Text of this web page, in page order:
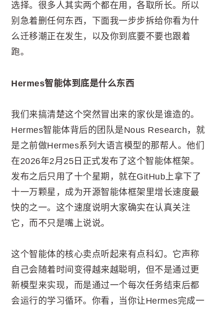
选择。很多人其实两个都在用，各取所长。所以
别急着删任何东西，下面我一步步拆给你看为什
么迁移潮正在发生，以及你到底要不要也跟着
跑。
Hermes智能体到底是什么东西
我们来搞清楚这个突然冒出来的家伙是谁造的。
Hermes智能体背后的团队是Nous Research，就
是之前做Hermes系列大语言模型的那帮人。他们
在2026年2月25日正式发布了这个智能体框架。
发布之后只用了十个星期，就在GitHub上拿下了
十一万颗星，成为开源智能体框架里增长速度最
快的之一。这个速度说明大家确实在认真关注
它，而不只是嘴上说说。
这个智能体的核心卖点听起来有点科幻。它声称
自己会随着时间变得越来越聪明，但不是通过更
新模型来实现，而是通过一个每次任务结束后都
会运行的学习循环。你看，当你让Hermes完成一